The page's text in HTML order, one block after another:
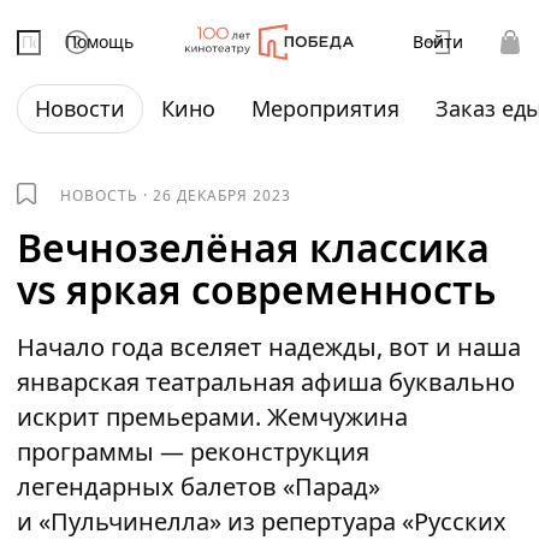
Помощь Войти
Новости Кино Мероприятия Заказ
НОВОСТЬ ·26 ДЕКАБРЯ 2023
Вечнозелёная классика
vs яркая современность
Начало года вселяет надежды, вот и наша
январская театральная афиша буквально
искрит премьерами. Жемчужина
программы — реконструкция
легендарных балетов «Парад»
и «Пульчинелла» из репертуара «Русских